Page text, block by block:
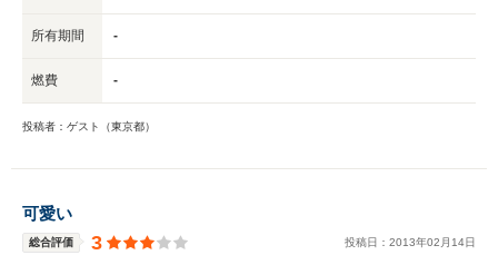
所有期間 -
燃費 -
投稿者：ゲスト（東京都）
可愛い
総合評価 3 投稿日： 2013年02 月 14日